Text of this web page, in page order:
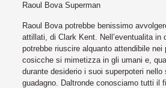
Raoul Bova Superman
Raoul Bova potrebbe benissimo
attillati, di Clark Kent. Nell’eventualita in
potrebbe riuscire alquanto attendibile nei
cosicche si mimetizza in gli umani e,
durante desiderio i suoi superpoteri nello
guadagno. Daltronde conosciamo tutti il